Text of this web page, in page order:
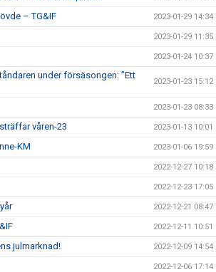
– TG&IF 2023-01-29 14:34
2023-01-29 11:35
2023-01-24 10:37
under försäsongen: ”Ett
2023-01-23 15:12
2023-01-23 08:33
våren-23 2023-01-13 10:01
KM 2023-01-06 19:59
2022-12-27 10:18
2022-12-23 17:05
2022-12-21 08:47
2022-12-11 10:51
julmarknad! 2022-12-09 14:54
2022-12-06 17:14